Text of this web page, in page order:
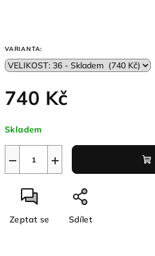
VARIANTA:
740 Kč
cena:
Skladem
+
−
Zeptat se Sdílet